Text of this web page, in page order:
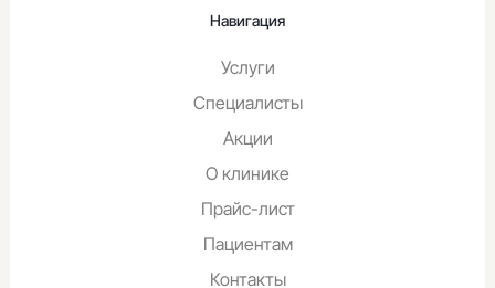
Навигация
Услуги
Специалисты
Акции
О клинике
Прайс-лист
Пациентам
Контакты